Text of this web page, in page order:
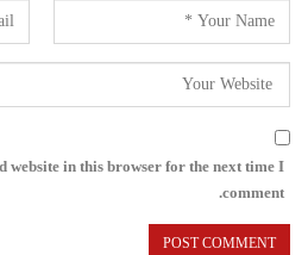
website in this browser for the next time I
comment.